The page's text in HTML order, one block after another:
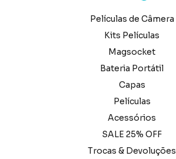
Películas de Câmera
Kits Películas
Magsocket
Bateria Portátil
Capas
Películas
Acessórios
SALE 25% OFF
Trocas & Devoluções